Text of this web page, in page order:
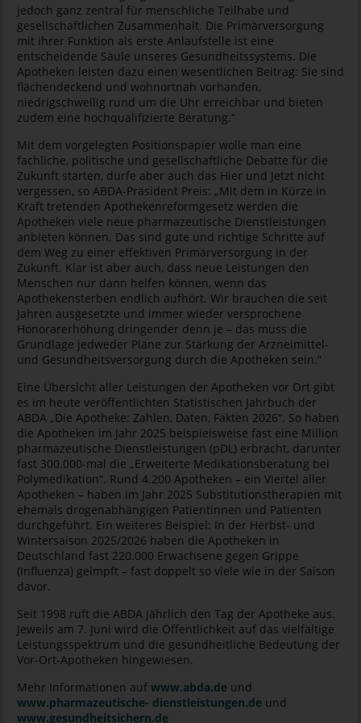
jedoch ganz zentral für menschliche Teilhabe und
gesellschaftlichen Zusammenhalt. Die Primärversorgung
mit ihrer Funktion als erste Anlaufstelle ist eine
entscheidende Säule unseres Gesundheitssystems. Die
Apotheken leisten dazu einen wesentlichen Beitrag: Sie sind
flächendeckend und wohnortnah vorhanden,
niedrigschwellig rund um die Uhr erreichbar und bieten
zudem eine hochqualifizierte Beratung.“
Mit dem vorgelegten Positionspapier wolle man eine
fachliche, politische und gesellschaftliche Debatte für die
Zukunft starten, dürfe aber auch das Hier und Jetzt nicht
vergessen, so ABDA-Präsident Preis: „Mit dem in Kürze in
Kraft tretenden Apothekenreformgesetz werden die
Apotheken viele neue pharmazeutische Dienstleistungen
anbieten können. Das sind gute und richtige Schritte auf
dem Weg zu einer effektiven Primärversorgung in der
Zukunft. Klar ist aber auch, dass neue Leistungen den
Menschen nur dann helfen können, wenn das
Apothekensterben endlich aufhört. Wir brauchen die seit
Jahren ausgesetzte und immer wieder versprochene
Honorarerhöhung dringender denn je – das muss die
Grundlage jedweder Pläne zur Stärkung der Arzneimittel-
und Gesundheitsversorgung durch die Apotheken sein.“
Eine Übersicht aller Leistungen der Apotheken vor Ort gibt
es im heute veröffentlichten Statistischen Jahrbuch der
ABDA „Die Apotheke: Zahlen, Daten, Fakten 2026“. So haben
die Apotheken im Jahr 2025 beispielsweise fast eine Million
pharmazeutische Dienstleistungen (pDL) erbracht, darunter
fast 300.000-mal die „Erweiterte Medikationsberatung bei
Polymedikation“. Rund 4.200 Apotheken – ein Viertel aller
Apotheken – haben im Jahr 2025 Substitutionstherapien mit
ehemals drogenabhängigen Patientinnen und Patienten
durchgeführt. Ein weiteres Beispiel: In der Herbst- und
Wintersaison 2025/2026 haben die Apotheken in
Deutschland fast 220.000 Erwachsene gegen Grippe
(Influenza) geimpft – fast doppelt so viele wie in der Saison
davor.
Seit 1998 ruft die ABDA jährlich den Tag der Apotheke aus.
Jeweils am 7. Juni wird die Öffentlichkeit auf das vielfältige
Leistungsspektrum und die gesundheitliche Bedeutung der
Vor-Ort-Apotheken hingewiesen.
Mehr Informationen auf www.abda.de und
www.pharmazeutische- dienstleistungen.de und
www.gesundheitsichern.de